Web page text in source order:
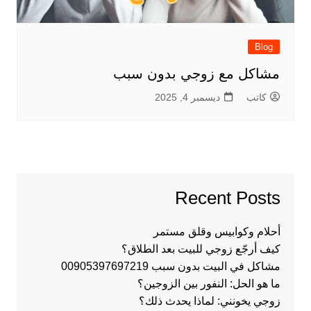
Blog
مشاكل مع زوجي بدون سبب
كاتب ديسمبر 4, 2025
Recent Posts
أحلام وكوابيس وقلق مستمر
كيف أرجّع زوجي للبيت بعد الطلاق؟
مشاكل في البيت بدون سبب 00905397697219
ما هو الحل: النفور بين الزوجين؟
زوجي يخونني: لماذا يحدث ذلك؟